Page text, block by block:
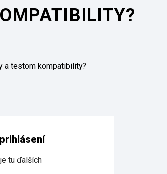
a testom kompatibility?
tu ďalších